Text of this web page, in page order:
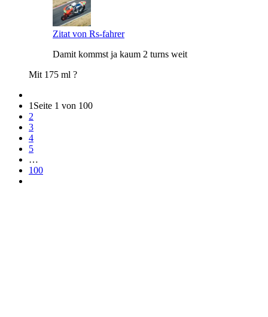
Zitat von Rs-fahrer
Damit kommst ja kaum 2 turns weit
Mit 175 ml ?
1 Seite 1 von 100
2
3
4
5
…
100